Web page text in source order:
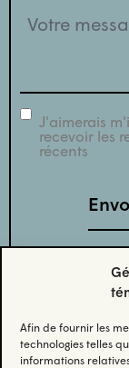
Afin de fournir les
technologies telles
informations
message
infolettre
J'aimerais
recevoir les
récents